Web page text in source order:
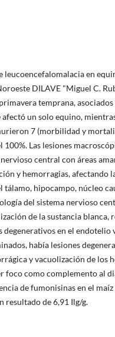
leucoencefalomalacia en
DILAVE "Miguel C.
temprana, asociados
un solo equino,
7 (morbilidad y
Las lesiones
central con áreas
y hemorragias, afectando
tálamo, hipocampo, núcleo
del sistema nervioso
de la sustancia blanca,
en el endotelio
había lesiones
y vacuolización de los
foco como complemento al
de fumonisinas en el
resultado de 6,91 Ilg/g.